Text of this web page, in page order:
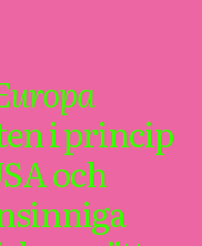
i princip
och